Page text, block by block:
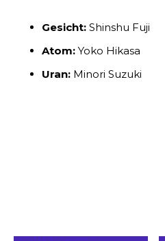
Gesicht: Shinshu Fuji
Atom: Yoko Hikasa
Uran: Minori Suzuki